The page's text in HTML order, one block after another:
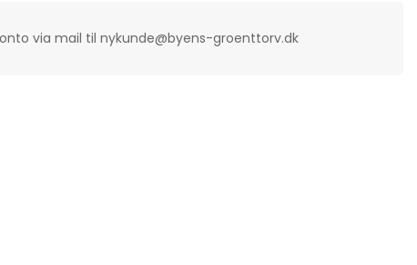
via mail til nykunde@byens-groenttorv.dk